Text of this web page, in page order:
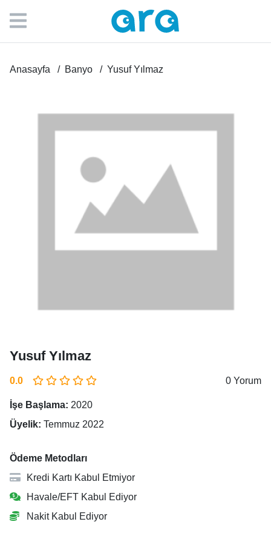
Anasayfa Banyo Yusuf Yılmaz
Yusuf Yılmaz
0.0 0 Yorum
İşe Başlama: 2020
Üyelik: Temmuz 2022
Ödeme Metodları
Kredi Kartı Kabul Etmiyor
Havale/EFT Kabul Ediyor
Nakit Kabul Ediyor